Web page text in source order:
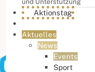
Buchstabenabstand
Aktionstag
Aktuelles
News
Events
Sport